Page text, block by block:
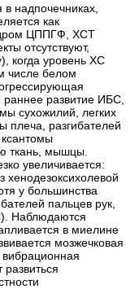
надпочечниках,
как
ЦППГФ, ХСТ
отсутствуют,
когда уровень ХС
числе белом
раннее развитие ИБС,
сухожилий, легких
плеча, разгибателей
ткань, мышцы.
увеличивается:
хенодезоксихолевой
у большинства
пальцев рук,
Наблюдаются
в миелине
мозжечковая
вибрационная